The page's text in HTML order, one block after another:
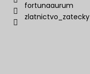
fortunaaurum
zlatnictvo_zatecky